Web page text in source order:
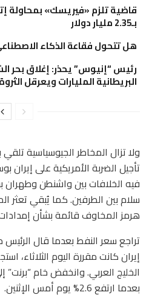
قاضية تلزم «فيريسك»
بـ2.35 مليار دولار
هل تتحول فقاعة الذكاء الاصطناعى
رئيس “إنيوس” يحذر: إغلاق بحر
البريطانية المليارات ويعرقل
ولا تزال المخاطر الجيوسياسية
تأجيل الضربة الأمريكية على
فيه الخلافات بين واشنطن
سلام بين الطرفين. كما يُبقي
هرمز المخاوف قائمة بشأن
تراجع سعر النفط بعدما قال
إيران كانت مقررة اليوم الثلاثاء،
بعدما ارتفع 2.6% يوم أمس الإثنين.